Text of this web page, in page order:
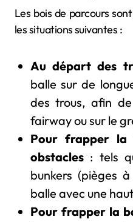
Les bois de parcours
les situations suivantes :
Au départ des
balle sur de
des trous, afin
fairway ou sur le
Pour frapper la
obstacles: tels
bunkers (pièges
balle avec une
Pour frapper la